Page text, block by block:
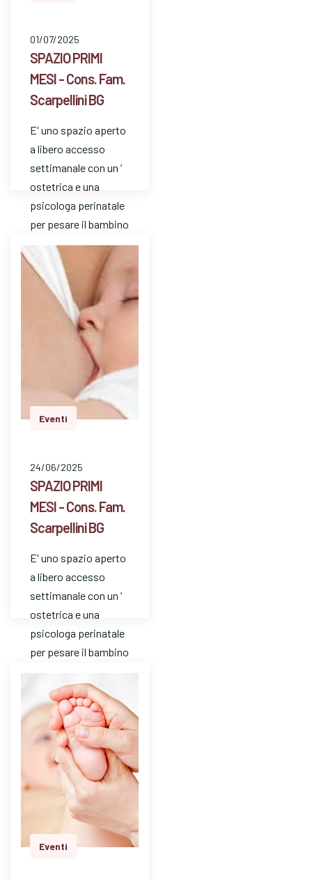
01/07/2025
SPAZIO PRIMI
MESI - Cons. Fam.
Scarpellini BG
E' uno spazio aperto
a libero accesso
settimanale con un ’
ostetrica e una
psicologa perinatale
per pesare il bambino
e avere risposte a
dom…
Eventi
24/06/2025
SPAZIO PRIMI
MESI - Cons. Fam.
Scarpellini BG
E' uno spazio aperto
a libero accesso
settimanale con un ’
ostetrica e una
psicologa perinatale
per pesare il bambino
dom…
Eventi